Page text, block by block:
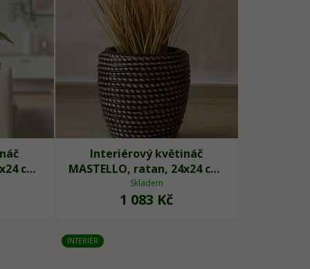
ů
cm,
Interiérový květináč
MASTELLO, ratan, 24x24 cm,
natur/černá
Skladem
1 083 Kč
INTERIÉR